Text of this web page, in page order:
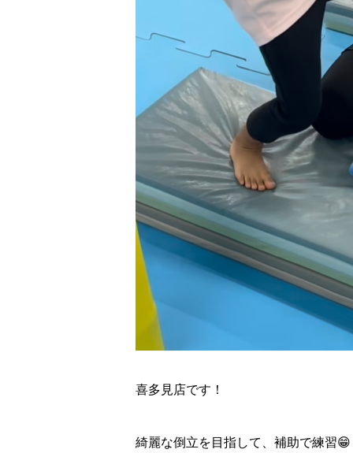
喜多見店です！
綺麗な倒立を目指して、補助で練習😁